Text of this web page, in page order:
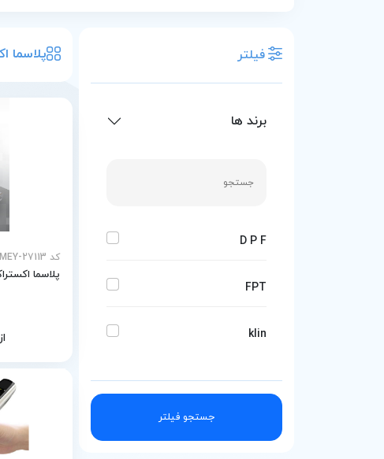
فیلتر
برند ها
D P F
FPT
klin
جستجو فیلتر
پلاسما
کد MEY-27113
پلاسما
از